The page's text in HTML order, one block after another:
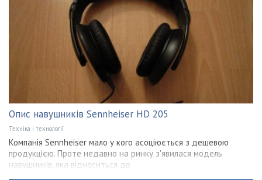
Опис навушників Sennheiser HD 205
Техніка і технології
Компанія Sennheiser мало у кого асоціюється з дешевою
продукцією. Проте недавно на ринку з'явилася модель
навушників, яка відноситься до